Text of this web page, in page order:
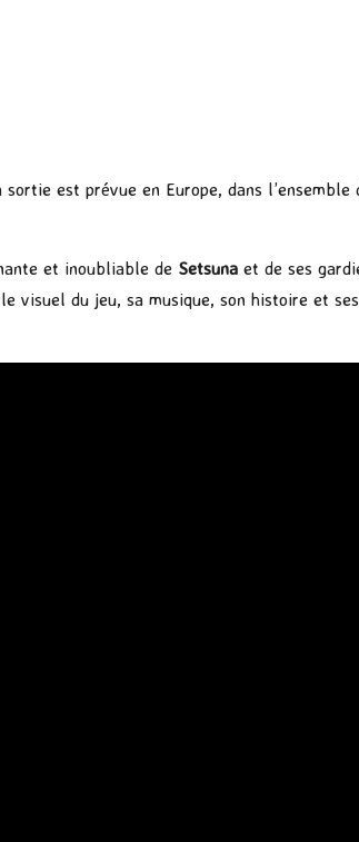
est prévue en Europe, dans
et inoubliable de Setsuna et de ses
du jeu, sa musique, son histoire et